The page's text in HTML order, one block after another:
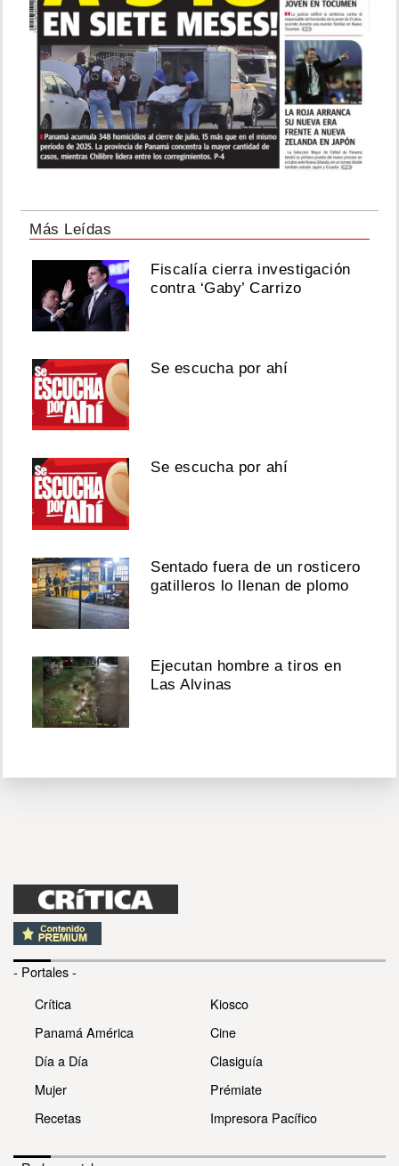
Más Leídas
Fiscalía cierra investigación
contra ‘Gaby’ Carrizo
Se escucha por ahí
Se escucha por ahí
Sentado fuera de un rosticero
gatilleros lo llenan de plomo
Ejecutan hombre a tiros en
Las Alvinas
- Portales -
Crítica
Panamá América
Día a Día
Mujer
Recetas
Kiosco
Cine
Clasiguía
Prémiate
Impresora Pacífico